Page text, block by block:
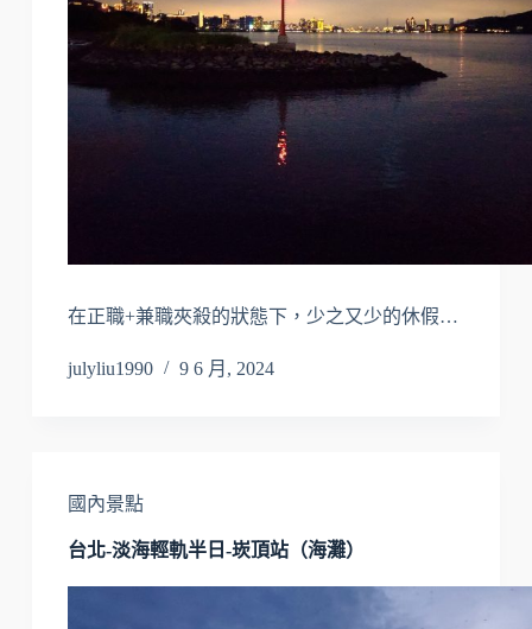
在正職+兼職夾殺的狀態下，少之又少的休假…
julyliu1990 9 6 月, 2024
國內景點
台北-淡海輕軌半日-崁頂站（海灘）